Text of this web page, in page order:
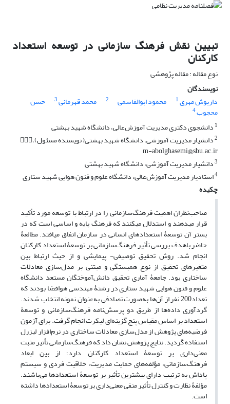
تبیین نقش فرهنگ سازمانی در توسعه استعداد
کارکنان
نوع مقاله : مقاله پژوهشی
نویسندگان
داریوش مهری1 محمود ابوالقاسمی 2 محمد قهرمانی3 حسن
محجوب4
1 دانشجوی دکتری مدیریت آموزش‌عالی، دانشگاه شهید بهشتی
2 دانشیار مدیریت آموزشی، دانشگاه شهید بهشتی( نویسنده مسئول)،
m-abolghasemi@sbu.ac.ir
3دانشیار مدیریت آموزشی، دانشگاه شهید بهشتی
4استادیار مدیریت آموزش‌عالی، دانشگاه علوم و فنون هوایی شهید ستاری
چکیده
صاحب‌نظران اهمیت فرهنگ‌سازمانی را در ارتباط با توسعه مورد تأکید
قرار می­دهند و استدلال می­کنند که فرهنگ پایه و اساسی است که در
بستر آن توسعۀ استعدادهای انسانی در سازمان اتفاق می­افتد. مطالعۀ
حاضر باهدف بررسی تأثیر فرهنگ‌سازمانی بر توسعۀ استعداد کارکنان
انجام شد. روش تحقیق توصیفی- پیمایشی و از حیث ارتباط بین
متغیرهای تحقیق از نوع همبستگی و مبتنی بر مدل‌سازی معادلات
ساختاری بود. جامعۀ آماری تحقیق دانش‌آموختگان مستعد دانشگاه
علوم و فنون هوایی شهید ستاری در رشتۀ مهندسی هوافضا بودند که
تعداد200 نفر از آن‌ها به‌صورت تصادفی به‌عنوان نمونه انتخاب شدند.
گردآوری داده‌ها از طریق دو پرسش‌نامه فرهنگ‌سازمانی و توسعۀ
استعداد بر اساس مقیاس پنج گزینه‌ای لیکرت انجام گرفت. برای آزمون
فرضیه‌های پژوهش از مدل‌سازی معادلات ساختاری در نرم‌افزار لیزرل
استفاده گردید. نتایج پژوهش نشان داد که فرهنگ‌سازمانی تأثیر مثبت
معنی‌داری بر توسعۀ استعداد کارکنان دارد؛ از بین ابعاد
فرهنگ‌سازمانی، مؤلفه‌های حمایت مدیریت، خلاقیت فردی و سیستم
پاداش به ترتیب دارای بیشترین تأثیر بر توسعۀ استعدادها می‌باشند.
مؤلفۀ نظارت و کنترل تأثیر منفی معنی‌داری بر توسعۀ استعدادها داشته
است.